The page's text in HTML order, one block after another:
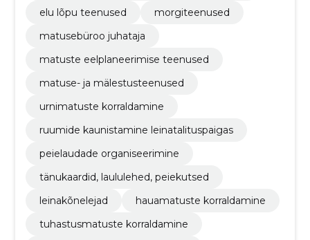
elu lõpu teenused
morgiteenused
matusebüroo juhataja
matuste eelplaneerimise teenused
matuse- ja mälestusteenused
urnimatuste korraldamine
ruumide kaunistamine leinatalituspaigas
peielaudade organiseerimine
tänukaardid, laululehed, peiekutsed
leinakõnelejad
hauamatuste korraldamine
tuhastusmatuste korraldamine